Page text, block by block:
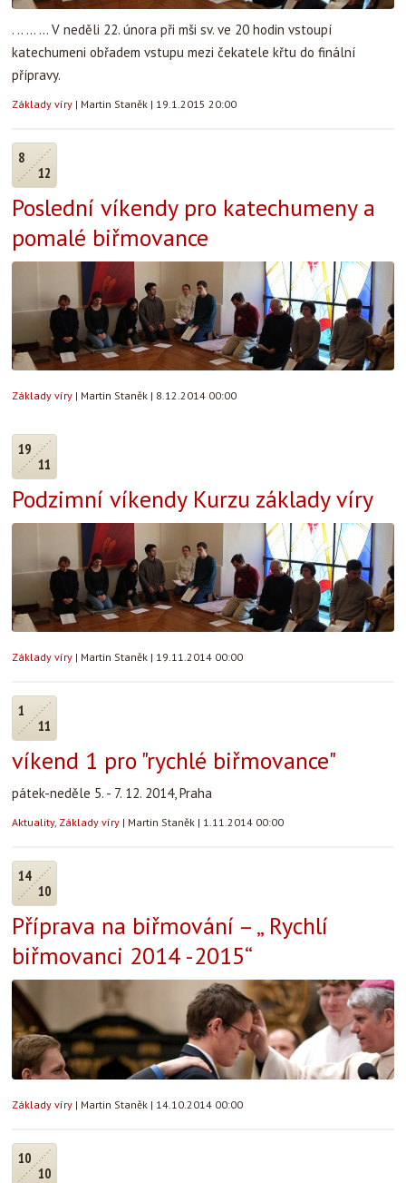
. .. ... ... V neděli 22. února při mši sv. ve 20 hodin vstoupí
katechumeni obřadem vstupu mezi čekatele křtu do finální
přípravy.
Základy víry | Martin Staněk | 19.1.2015 20:00
8
12
Poslední víkendy pro katechumeny a
pomalé biřmovance
Základy víry | Martin Staněk | 8.12.2014 00:00
19
11
Podzimní víkendy Kurzu základy víry
Základy víry | Martin Staněk | 19.11.2014 00:00
1
11
víkend 1 pro "rychlé biřmovance​"​​
pátek-​neděle ​5. - 7. 12. 2014, Praha​
Aktuality, Základy víry | Martin Staněk | 1.11.2014 00:00
14
10
Příprava na biřmování – „ Rychlí
biřmovanci 2014 -2015“
Základy víry | Martin Staněk | 14.10.2014 00:00
10
10